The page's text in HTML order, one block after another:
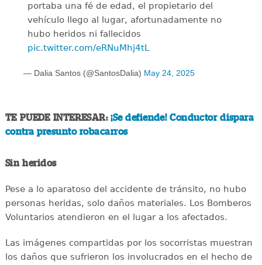
portaba una fé de edad, el propietario del
vehículo llego al lugar, afortunadamente no
hubo heridos ni fallecidos
pic.twitter.com/eRNuMhj4tL
— Dalia Santos (@SantosDalia) May 24, 2025
TE PUEDE INTERESAR:¡Se defiende! Conductor dispara
contra presunto robacarros
Sin heridos
Pese a lo aparatoso del accidente de tránsito, no hubo
personas heridas, solo daños materiales. Los Bomberos
Voluntarios atendieron en el lugar a los afectados.
Las imágenes compartidas por los socorristas muestran
los daños que sufrieron los involucrados en el hecho de